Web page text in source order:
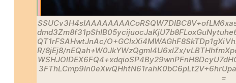
QT1rFSAHwtJnAc/
R/8jEj8/nEQah+W0JkYWzQgmI4U6xlZx/
=